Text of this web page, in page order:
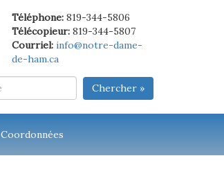
Téléphone:819-344-5806
Télécopieur:819-344-5807
Courriel: info@notre-dame-
de-ham.ca
Chercher »
Coordonnées